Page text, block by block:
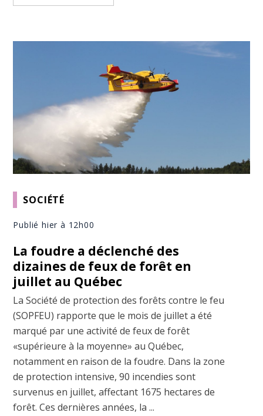
SOCIÉTÉ
Publié hier à 12h00
La foudre a déclenché des
dizaines de feux de forêt en
juillet au Québec
La Société de protection des forêts contre le feu
(SOPFEU) rapporte que le mois de juillet a été
marqué par une activité de feux de forêt
«supérieure à la moyenne» au Québec,
notamment en raison de la foudre. Dans la zone
de protection intensive, 90 incendies sont
survenus en juillet, affectant 1675 hectares de
forêt. Ces dernières années, la ...